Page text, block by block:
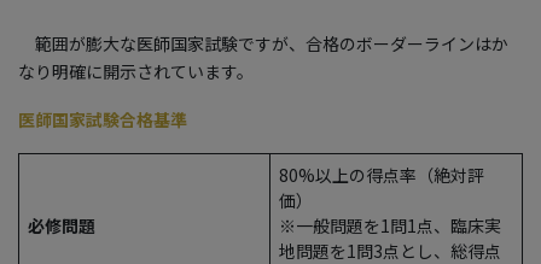
範囲が膨大な医師国家試験ですが、合格のボーダーラインはか
なり明確に開示されています。
医師国家試験合格基準
必修問題
80%以上の得点率（絶対評
価）
※一般問題を1問1点、臨床実
地問題を1問3点とし、総得点